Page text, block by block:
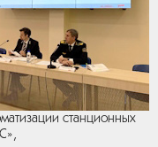
станционных